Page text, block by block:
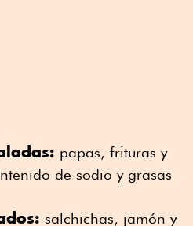
papas, frituras y
de sodio y grasas
salchichas, jamón y